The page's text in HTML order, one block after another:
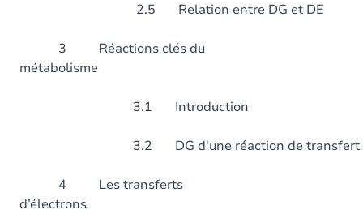
2.5 Relation entre DG et DE
3 Réactions clés du
métabolisme
3.1 Introduction
3.2 DG d'une réaction de transfert
4 Les transferts
d’électrons